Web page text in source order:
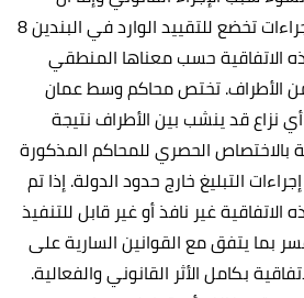
تسقط للأبد. إن جميع الإجراءات تخضع للتقييد الوارد في البندين 8
هذه الاتفاقية حسب معناها المنطقي
من الأطراف. تختص محاكم وسط عمان
نزاع قد ينشب بين الأطراف نتيجة
بالاختصاص الحصري للمحاكم المذكورة
التبليغ خارج حدود الدولة. إذا تم
غير نافذ أو غير قابل للتنفيذ
بما يتفق مع القوانين السارية على
بكامل الأثر القانوني والفعالية.